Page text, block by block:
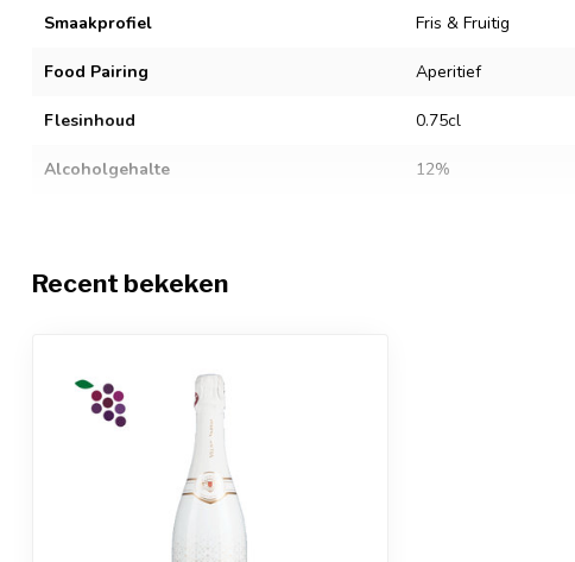
Smaakprofiel Fris & Fruitig
Food Pairing Aperitief
Flesinhoud 0.75cl
Alcoholgehalte 12%
Recent bekeken